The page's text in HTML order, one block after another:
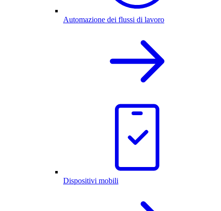
Automazione dei flussi di lavoro
Dispositivi mobili